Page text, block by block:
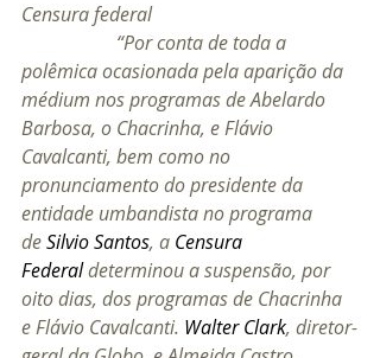
Censura federal
“Por conta de toda a
polêmica ocasionada pela aparição da
médium nos programas de Abelardo
Barbosa, o Chacrinha, e Flávio
Cavalcanti, bem como no
pronunciamento do presidente da
entidade umbandista no programa
de Silvio Santos, a Censura
Federal determinou a suspensão, por
oito dias, dos programas de Chacrinha
e Flávio Cavalcanti. Walter Clark, diretor-